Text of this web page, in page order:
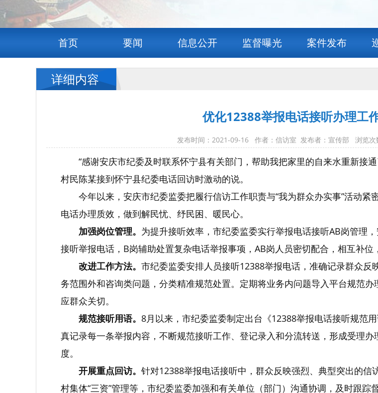
首页 要闻 信息公开 监督曝光 案件发布
详细内容
优化12388举报电话接听办理工
发布时间：2021-09-16 作者：信访室 发布者：宣传部 浏览次
“感谢安庆市纪委及时联系怀宁县有关部门，帮助我把家里的自来水重新接
村民陈某接到怀宁县纪委电话回访时激动的说。
今年以来，安庆市纪委监委把履行信访工作职责与“我为群众办实事”活动
电话办理质效，做到解民忧、纾民困、暖民心。
加强岗位管理。 为提升接听效率，市纪委监委实行举报电话接听AB岗管理
接听举报电话，B岗辅助处置复杂电话举报事项，AB岗人员密切配合，相互补位
改进工作方法。 市纪委监委安排人员接听12388举报电话，准确记录群众
务范围外和咨询类问题，分类精准规范处置。定期将业务内问题导入平台规范
应群众关切。
规范接听用语。 8月以来，市纪委监委制定出台《12388举报电话接听规范
真记录每一条举报内容，不断规范接听工作、登记录入和分流转送，形成受理
度。
开展重点回访。 针对12388举报电话接听中，群众反映强烈、典型突出的
村集体“三资”管理等，市纪委监委加强和有关单位（部门）沟通协调，及时跟